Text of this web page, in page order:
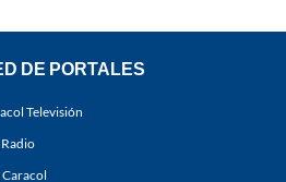
DE PORTALES
Televisión